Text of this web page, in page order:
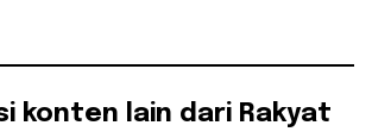
konten lain dari Rakyat